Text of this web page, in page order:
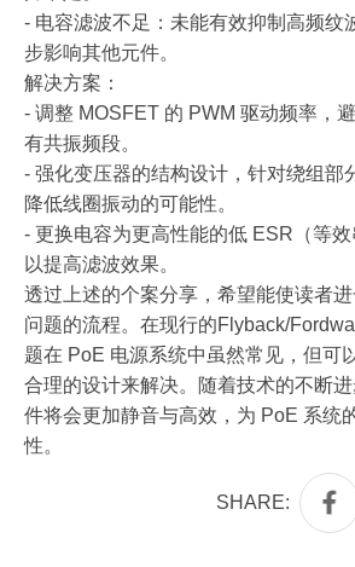
- 电容滤波不足：未能有效抑制高频纹
步影响其他元件。
解决方案：
- 调整 MOSFET 的 PWM 驱动频率，
有共振频段。
- 强化变压器的结构设计，针对绕组部
降低线圈振动的可能性。
- 更换电容为更高性能的低 ESR（等效
以提高滤波效果。
透过上述的个案分享，希望能使读者
问题的流程。在现行的Flyback/
题在 PoE 电源系统中虽然常见，但可
合理的设计来解决。随着技术的不断
件将会更加静音与高效，为 PoE 系统
性。
SHARE: